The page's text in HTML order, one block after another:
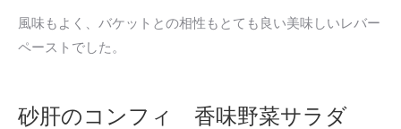
風味もよく、バケットとの相性もとても良い美味しいレバー
ペーストでした。
砂肝のコンフィ 香味野菜サラダ